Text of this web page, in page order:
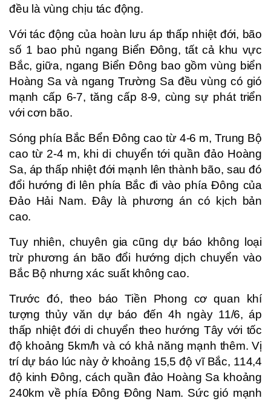
đều là vùng chịu tác động.
Với tác động của hoàn lưu áp thấp nhiệt đới, bão
số 1 bao phủ ngang Biển Đông, tất cả khu vực
Bắc, giữa, ngang Biển Đông bao gồm vùng biển
Hoàng Sa và ngang Trường Sa đều vùng có gió
mạnh cấp 6-7, tăng cấp 8-9, cùng sự phát triển
với cơn bão.
Sóng phía Bắc Bển Đông cao từ 4-6 m, Trung Bộ
cao từ 2-4 m, khi di chuyển tới quần đảo Hoàng
Sa, áp thấp nhiệt đới mạnh lên thành bão, sau đó
đổi hướng đi lên phía Bắc đi vào phía Đông của
Đảo Hải Nam. Đây là phương án có kịch bản
cao.
Tuy nhiên, chuyên gia cũng dự báo không loại
trừ phương án bão đổi hướng dịch chuyển vào
Bắc Bộ nhưng xác suất không cao.
Trước đó, theo báo Tiền Phong cơ quan khí
tượng thủy văn dự báo đến 4h ngày 11/6, áp
thấp nhiệt đới di chuyển theo hướng Tây với tốc
độ khoảng 5km/h và có khả năng mạnh thêm. Vị
trí dự báo lúc này ở khoảng 15,5 độ vĩ Bắc, 114,4
độ kinh Đông, cách quần đảo Hoàng Sa khoảng
240km về phía Đông Đông Nam. Sức gió mạnh